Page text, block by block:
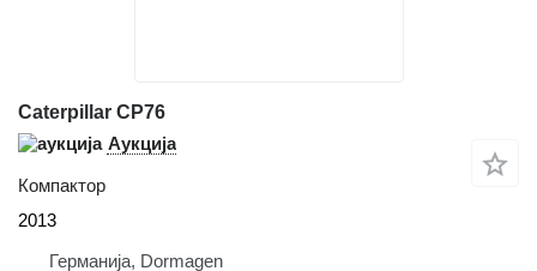
Caterpillar CP76
Аукција
Компактор
2013
Германија, Dormagen